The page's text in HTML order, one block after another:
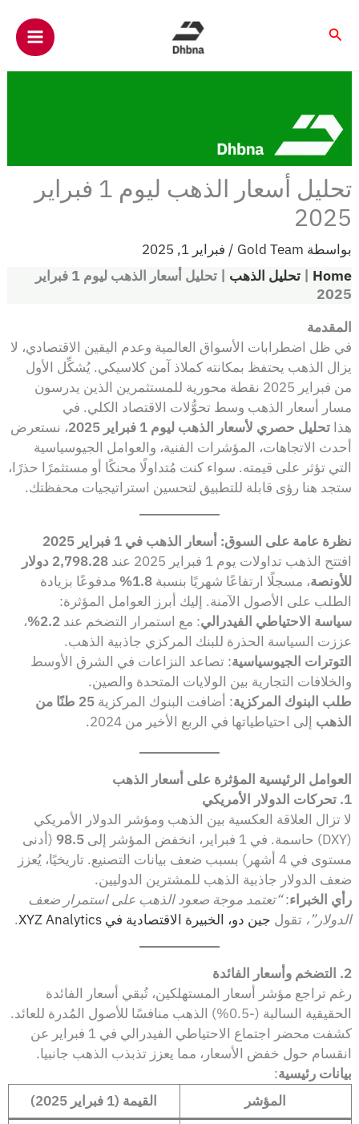
البحث
تحليل أسعار الذهب ليوم 1 فبراير
2025
بواسطة Gold Team
/ فبراير 1, 2025
Home
|تحليل الذهب |
تحليل أسعار الذهب ليوم 1 فبراير
2025
المقدمة
في ظل اضطرابات الأسواق العالمية وعدم اليقين الاقتصادي، لا
يزال الذهب يحتفظ بمكانته كملاذ آمن كلاسيكي. يُشكِّل الأول
من فبراير 2025 نقطة محورية للمستثمرين الذين يدرسون
مسار أسعار الذهب وسط تحوُّلات الاقتصاد الكلي. في
هذاتحليل حصري لأسعار الذهب ليوم 1 فبراير 2025
، نستعرض
أحدث الاتجاهات، المؤشرات الفنية، والعوامل الجيوسياسية
التي تؤثر على قيمته. سواء كنت مُتداولًا محنكًا أو مستثمرًا حذرًا،
ستجد هنا رؤى قابلة للتطبيق لتحسين استراتيجيات محفظتك.
نظرة عامة على السوق: أسعار الذهب في 1 فبراير 2025
افتتح الذهب تداولات يوم 1 فبراير 2025 عند
2,798.28 دولار
للأونصة، مسجلًا ارتفاعًا شهريًا بنسبة1.8%
مدفوعًا بزيادة
الطلب على الأصول الآمنة. إليك أبرز العوامل المؤثرة:
سياسة الاحتياطي الفيدرالي: مع استمرار التضخم عند2.2%
،
عززت السياسة الحذرة للبنك المركزي جاذبية الذهب.
التوترات الجيوسياسية: تصاعد النزاعات في الشرق الأوسط
والخلافات التجارية بين الولايات المتحدة والصين.
طلب البنوك المركزية: أضافت البنوك المركزية
25 طنًا من
الذهب إلى احتياطياتها في الربع الأخير من 2024.
العوامل الرئيسية المؤثرة على أسعار الذهب
1. تحركات الدولار الأمريكي
لا تزال العلاقة العكسية بين الذهب ومؤشر الدولار الأمريكي
(DXY) حاسمة. في 1 فبراير، انخفض المؤشر إلى
98.5 (أدنى
مستوى في 4 أشهر) بسبب ضعف بيانات التصنيع. تاريخيًا، يُعزز
ضعف الدولار جاذبية الذهب للمشترين الدوليين.
رأي الخبراء:“تعتمد موجة صعود الذهب على استمرار ضعف
الدولار”، تقول جين دو، الخبيرة الاقتصادية في XYZ Analytics .
2. التضخم وأسعار الفائدة
رغم تراجع مؤشر أسعار المستهلكين، تُبقي أسعار الفائدة
الحقيقية السالبة (-0.5%) الذهب منافسًا للأصول المُدرة للعائد.
كشفت محضر اجتماع الاحتياطي الفيدرالي في 1 فبراير عن
انقسام حول خفض الأسعار، مما يعزز تذبذب الذهب جانبيا.
بيانات رئيسية:
المؤشر
القيمة (1 فبراير 2025)